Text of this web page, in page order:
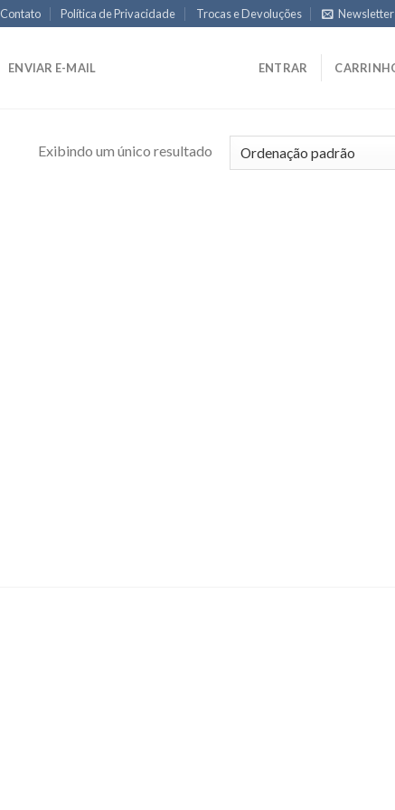
Contato Política de Privacidade Trocas e Devoluções Newsletter
ENVIAR E-MAIL ENTRAR
Exibindo um único resultado